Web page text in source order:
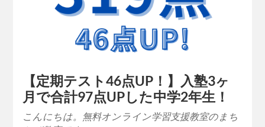
【定期テスト46点UP！】入塾3ヶ
月で合計97点UPした中学2年生！
こんにちは。無料オンライン学習支援教室のまち